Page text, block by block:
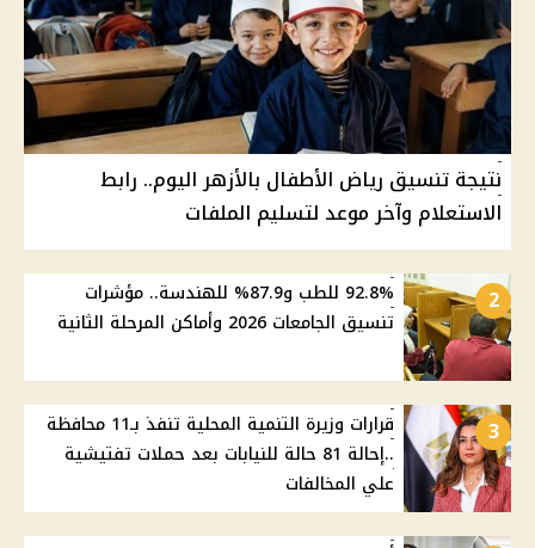
نتيجة تنسيق رياض الأطفال بالأزهر اليوم.. رابط
الاستعلام وآخر موعد لتسليم الملفات
2
92.8% للطب و87.9% للهندسة.. مؤشرات
تنسيق الجامعات 2026 وأماكن المرحلة الثانية
3
قرارات وزيرة التنمية المحلية تنفذ بـ11 محافظة
..إحالة 81 حالة للنيابات بعد حملات تفتيشية
علي المخالفات